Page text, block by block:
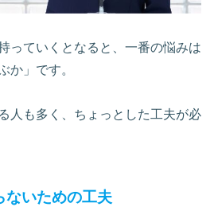
っていくとなると、一番の悩みは
か」です。
人も多く、ちょっとした工夫が必
ないための工夫